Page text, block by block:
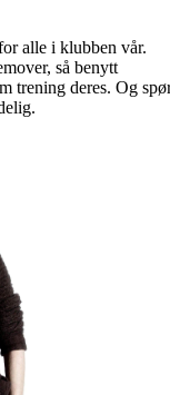
alle i klubben vår.
så benytt
trening deres. Og